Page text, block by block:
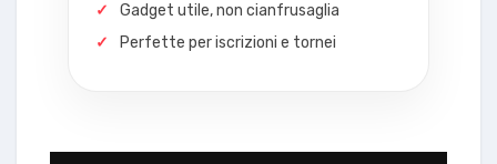
Gadget utile, non cianfrusaglia
Perfette per iscrizioni e tornei